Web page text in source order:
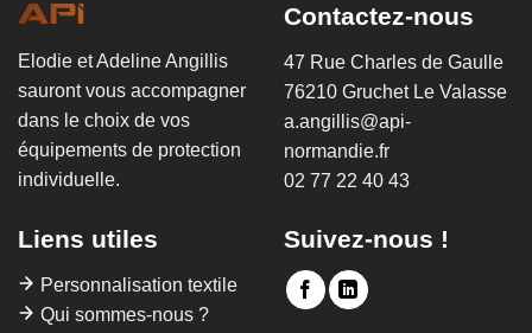
Elodie et Adeline Angillis
sauront vous accompagner
dans le choix de vos
équipements de protection
individuelle.
Contactez-nous
47 Rue Charles de Gaulle
76210 Gruchet Le Valasse
a.angillis@api-
normandie.fr
02 77 22 40 43
Liens utiles
Personnalisation textile
Qui sommes-nous ?
Suivez-nous !